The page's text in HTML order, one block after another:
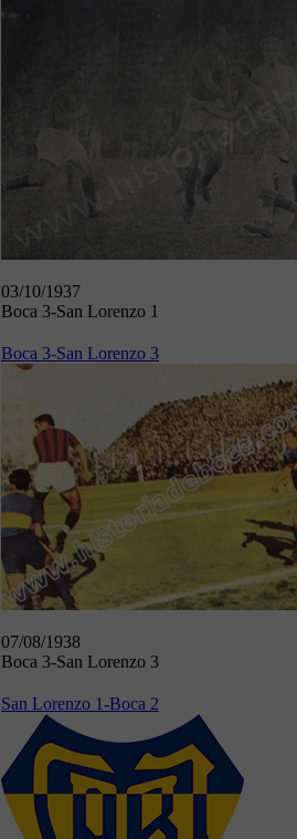
03/10/1937
Boca 3-San Lorenzo 1
Boca 3-San Lorenzo 3
07/08/1938
Boca 3-San Lorenzo 3
San Lorenzo 1-Boca 2